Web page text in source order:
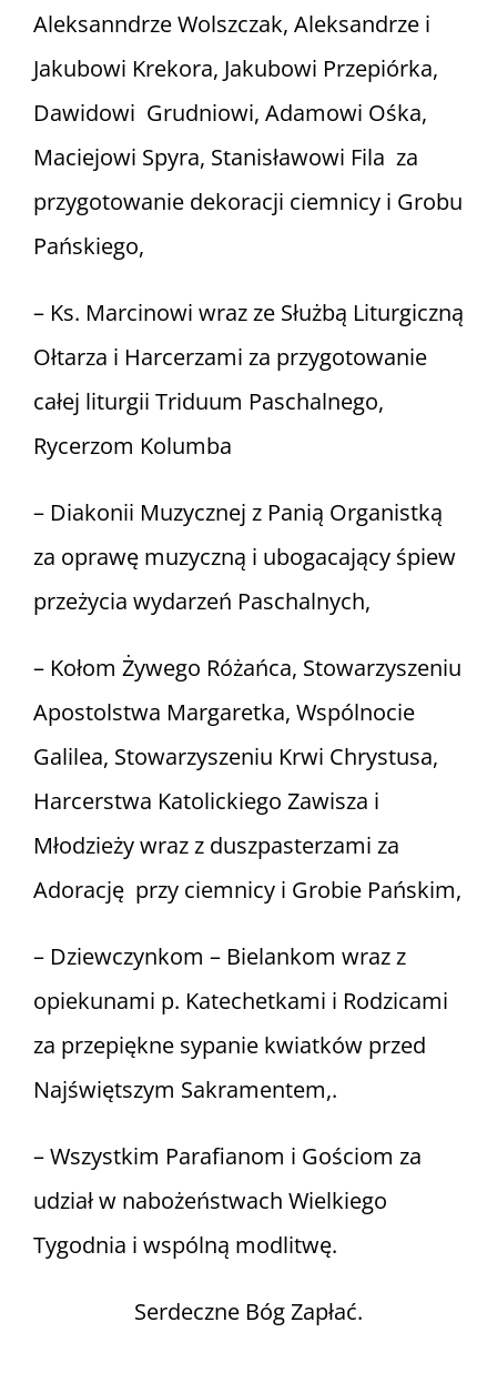
Aleksanndrze Wolszczak, Aleksandrze i
Jakubowi Krekora, Jakubowi Przepiórka,
Dawidowi Grudniowi, Adamowi Ośka,
Maciejowi Spyra, Stanisławowi Fila za
przygotowanie dekoracji ciemnicy i Grobu
Pańskiego,
– Ks. Marcinowi wraz ze Służbą Liturgiczną
Ołtarza i Harcerzami za przygotowanie
całej liturgii Triduum Paschalnego,
Rycerzom Kolumba
– Diakonii Muzycznej z Panią Organistką
za oprawę muzyczną i ubogacający śpiew
przeżycia wydarzeń Paschalnych,
– Kołom Żywego Różańca, Stowarzyszeniu
Apostolstwa Margaretka, Wspólnocie
Galilea, Stowarzyszeniu Krwi Chrystusa,
Harcerstwa Katolickiego Zawisza i
Młodzieży wraz z duszpasterzami za
Adorację przy ciemnicy i Grobie Pańskim,
– Dziewczynkom – Bielankom wraz z
opiekunami p. Katechetkami i Rodzicami
za przepiękne sypanie kwiatków przed
Najświętszym Sakramentem,.
– Wszystkim Parafianom i Gościom za
udział w nabożeństwach Wielkiego
Tygodnia i wspólną modlitwę.
Serdeczne Bóg Zapłać.